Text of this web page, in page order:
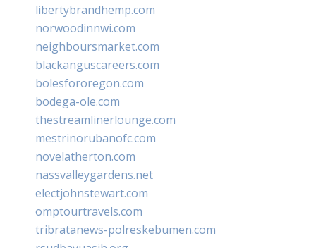
libertybrandhemp.com
norwoodinnwi.com
neighboursmarket.com
blackanguscareers.com
bolesfororegon.com
bodega-ole.com
thestreamlinerlounge.com
mestrinorubanofc.com
novelatherton.com
nassvalleygardens.net
electjohnstewart.com
omptourtravels.com
tribratanews-polreskebumen.com